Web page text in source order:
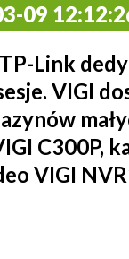
09
Link
VIGI
C300P,
VIGI